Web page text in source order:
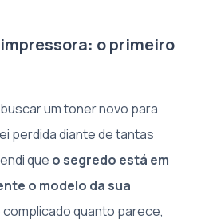
o primeiro
um toner novo para
perdida diante de tantas
que o segredo está em
o modelo da sua
complicado quanto parece,